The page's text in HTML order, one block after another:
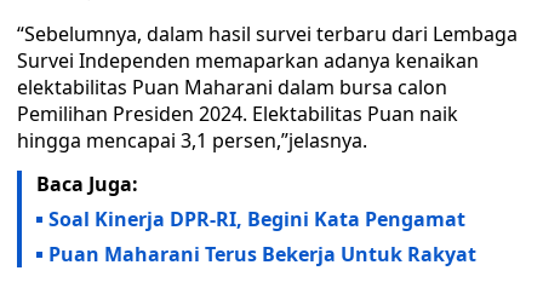
“Sebelumnya, dalam hasil survei terbaru dari Lembaga
Survei Independen memaparkan adanya kenaikan
elektabilitas Puan Maharani dalam bursa calon
Pemilihan Presiden 2024. Elektabilitas Puan naik
hingga mencapai 3,1 persen,”jelasnya.
Baca Juga:
Soal Kinerja DPR-RI, Begini Kata Pengamat
Puan Maharani Terus Bekerja Untuk Rakyat